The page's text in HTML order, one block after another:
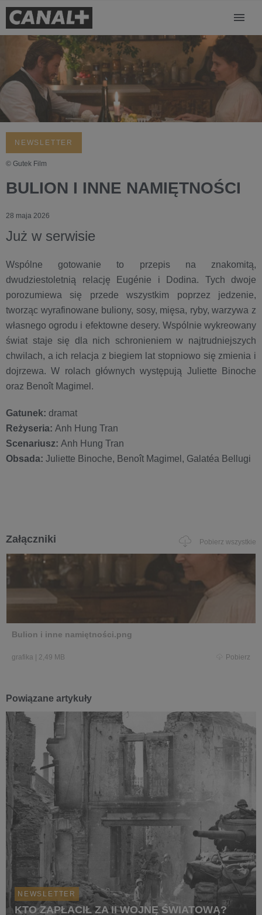
NEWSLETTER
© Gutek Film
BULION I INNE NAMIĘTNOŚCI
28 maja 2026
Już w serwisie
Wspólne gotowanie to przepis na znakomitą,
dwudziestoletnią relację Eugénie i Dodina. Tych dwoje
porozumiewa się przede wszystkim poprzez jedzenie,
tworząc wyrafinowane buliony, sosy, mięsa, ryby, warzywa z
własnego ogrodu i efektowne desery. Wspólnie wykreowany
świat staje się dla nich schronieniem w najtrudniejszych
chwilach, a ich relacja z biegiem lat stopniowo się zmienia i
dojrzewa. W rolach głównych występują Juliette Binoche
oraz Benoît Magimel.
Gatunek: dramat
Reżyseria: Anh Hung Tran
Scenariusz: Anh Hung Tran
Obsada: Juliette Binoche, Benoît Magimel, Galatéa Bellugi
Załączniki Pobierz wszystkie
Bulion i inne namiętności.png
grafika 2,49 MB Pobierz
Powiązane artykuły
NEWSLETTER
KTO ZAPŁACIŁ ZA II WOJNĘ ŚWIATOWĄ?